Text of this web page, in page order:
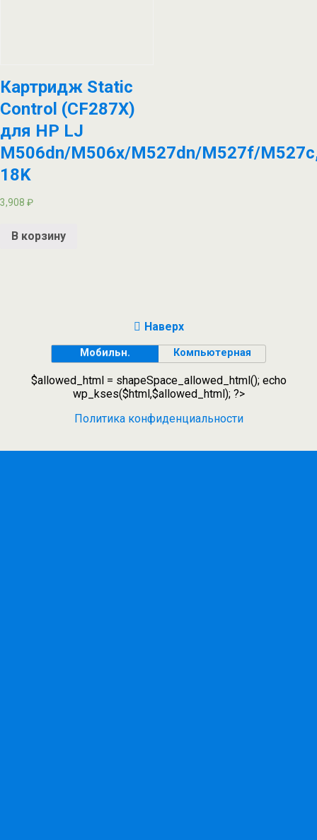
Картридж Static
Control (CF287X)
для HP LJ
M506dn/M506x/M527dn/M527f/
18K
3,908 ₽
В корзину
Наверх
Мобильн. Компьютерная
$allowed_html = shapeSpace_allowed_html(); echo
wp_kses($html,$allowed_html); ?>
Политика конфиденциальности